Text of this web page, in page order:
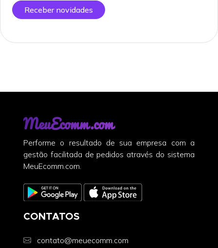
Receber novidades
MeuEcomm.com
Performe o resultado de sua empresa com a
gestão facilitada de pedidos através do sistema
MeuEcomm.com.
CONTATOS
contato@meuecomm.com